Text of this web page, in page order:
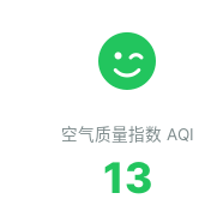
空气质量指数 AQI
13